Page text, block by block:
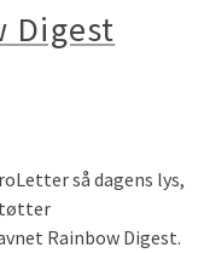
Digest
så dagens lys,
Rainbow Digest.